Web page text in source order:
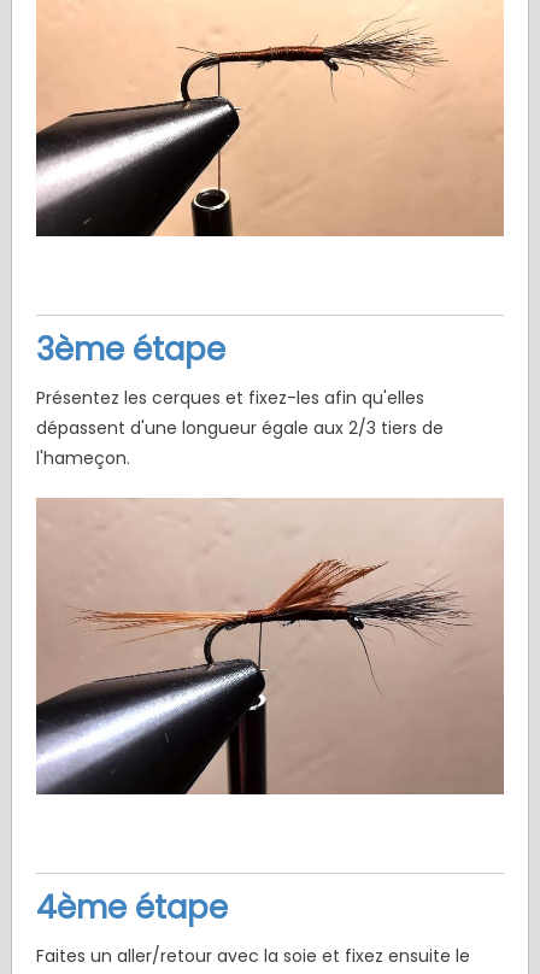
3ème étape
Présentez les cerques et fixez-les afin qu'elles
dépassent d'une longueur égale aux 2/3 tiers de
l'hameçon.
4ème étape
Faites un aller/retour avec la soie et fixez ensuite le